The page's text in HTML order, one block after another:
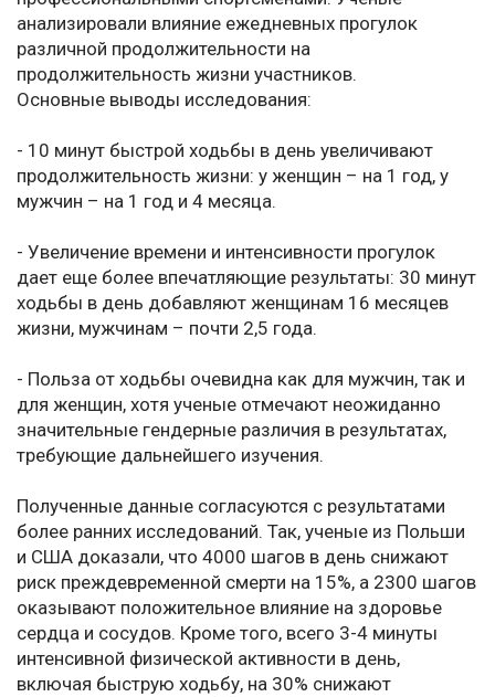
анализировали влияние ежедневных прогулок
различной продолжительности на
продолжительность жизни участников.
Основные выводы исследования:
- 10 минут быстрой ходьбы в день увеличивают
продолжительность жизни: у женщин – на 1 год, у
мужчин – на 1 год и 4 месяца.
- Увеличение времени и интенсивности прогулок
дает еще более впечатляющие результаты: 30 минут
ходьбы в день добавляют женщинам 16 месяцев
жизни, мужчинам – почти 2,5 года.
- Польза от ходьбы очевидна как для мужчин, так и
для женщин, хотя ученые отмечают неожиданно
значительные гендерные различия в результатах,
требующие дальнейшего изучения.
Полученные данные согласуются с результатами
более ранних исследований. Так, ученые из Польши
и США доказали, что 4000 шагов в день снижают
риск преждевременной смерти на 15%, а 2300 шагов
оказывают положительное влияние на здоровье
сердца и сосудов. Кроме того, всего 3-4 минуты
интенсивной физической активности в день,
включая быструю ходьбу, на 30% снижают